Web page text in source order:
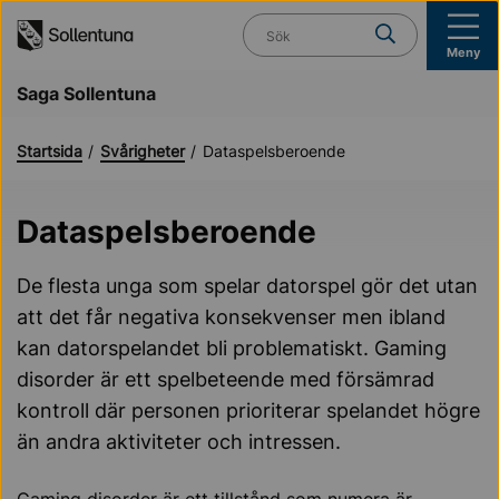
Vad söker du?
Meny
Saga Sollentuna
Startsida Svårigheter Dataspelsberoende
Dataspelsberoende
De flesta unga som spelar datorspel gör det utan
att det får negativa konsekvenser men ibland
kan datorspelandet bli problematiskt. Gaming
disorder är ett spelbeteende med försämrad
kontroll där personen prioriterar spelandet högre
än andra aktiviteter och intressen.